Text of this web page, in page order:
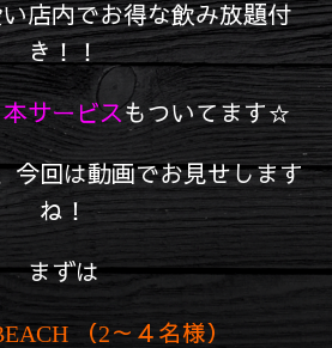
店内でお得な飲み放題付
き！！
サービスもついてます☆
今回は動画でお見せします
ね！
まずは
（2～４名様）